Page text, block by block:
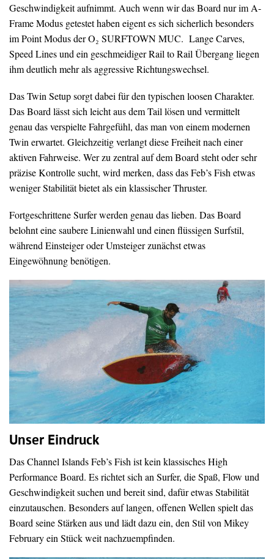
Geschwindigkeit aufnimmt. Auch wenn wir das Board nur im A-
Frame Modus getestet haben eigent es sich sicherlich besonders
im Point Modus der O₂ SURFTOWN MUC. Lange Carves,
Speed Lines und ein geschmeidiger Rail to Rail Übergang liegen
ihm deutlich mehr als aggressive Richtungswechsel.
Das Twin Setup sorgt dabei für den typischen loosen Charakter.
Das Board lässt sich leicht aus dem Tail lösen und vermittelt
genau das verspielte Fahrgefühl, das man von einem modernen
Twin erwartet. Gleichzeitig verlangt diese Freiheit nach einer
aktiven Fahrweise. Wer zu zentral auf dem Board steht oder sehr
präzise Kontrolle sucht, wird merken, dass das Feb’s Fish etwas
weniger Stabilität bietet als ein klassischer Thruster.
Fortgeschrittene Surfer werden genau das lieben. Das Board
belohnt eine saubere Linienwahl und einen flüssigen Surfstil,
während Einsteiger oder Umsteiger zunächst etwas
Eingewöhnung benötigen.
Unser Eindruck
Das Channel Islands Feb’s Fish ist kein klassisches High
Performance Board. Es richtet sich an Surfer, die Spaß, Flow und
Geschwindigkeit suchen und bereit sind, dafür etwas Stabilität
einzutauschen. Besonders auf langen, offenen Wellen spielt das
Board seine Stärken aus und lädt dazu ein, den Stil von Mikey
February ein Stück weit nachzuempfinden.